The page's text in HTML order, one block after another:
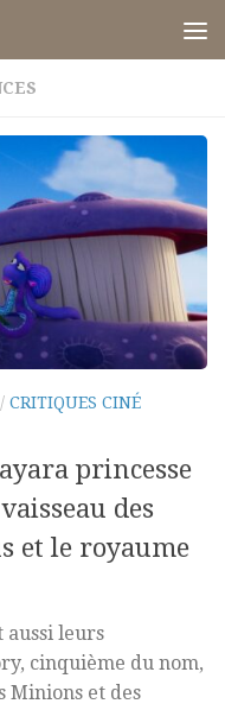
/ CRITIQUES CINÉ
princesse
des
et le royaume
aussi leurs
cinquième du nom,
Minions et des